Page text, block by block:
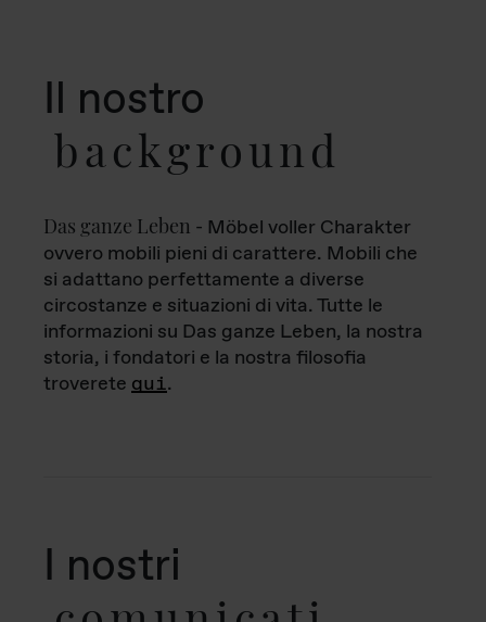
Il nostro
background
Das ganze Leben - Möbel voller Charakter
ovvero mobili pieni di carattere. Mobili che
si adattano perfettamente a diverse
circostanze e situazioni di vita. Tutte le
informazioni su Das ganze Leben, la nostra
storia, i fondatori e la nostra filosofia
troverete qui.
I nostri